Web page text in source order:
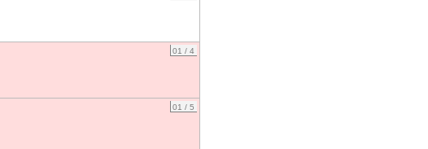
01 / 4
01 / 5